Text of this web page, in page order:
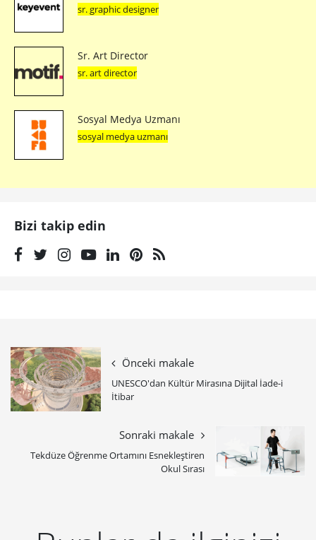
sr. graphic designer
Sr. Art Director
sr. art director
Sosyal Medya Uzmanı
sosyal medya uzmanı
Bizi takip edin
Önceki makale
UNESCO'dan Kültür Mirasına Dijital İade-i
İtibar
Sonraki makale
Tekdüze Öğrenme Ortamını Esnekleştiren
Okul Sırası